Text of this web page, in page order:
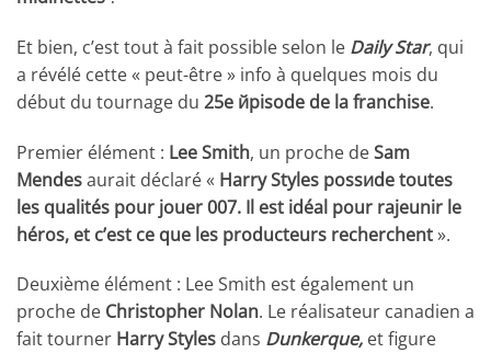
Et bien, c’est tout à fait possible selon le Daily Star, qui
a révélé cette « peut-être » info à quelques mois du
début du tournage du 25e йpisode de la franchise.
Premier élément : Lee Smith, un proche deSam
Mendesaurait déclaré « Harry Styles possиde toutes
les qualités pour jouer 007. Il est idéal pour rajeunir le
héros, et c’est ce que les producteurs recherchent».
Deuxième élément : Lee Smith est également un
proche de Christopher Nolan. Le réalisateur canadien a
fait tourner Harry Styles dans Dunkerque, et figure